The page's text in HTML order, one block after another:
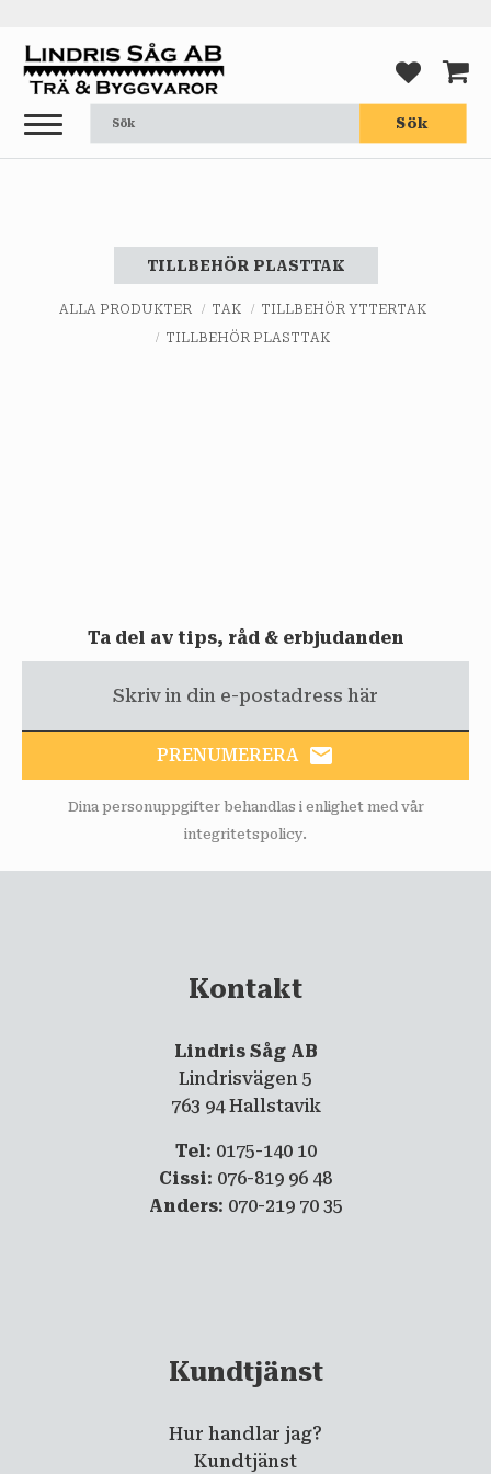
Meny
Sök
TILLBEHÖR PLASTTAK
ALLA PRODUKTER TAK
TILLBEHÖR YTTERTAK
TILLBEHÖR PLASTTAK
Ta del av tips, råd & erbjudanden
PRENUMERERA email
Dina personuppgifter behandlas i enlighet med vår
integritetspolicy.
Kontakt
Lindris Såg AB
Lindrisvägen 5
763 94 Hallstavik
Tel: 0175-140 10
Cissi: 076-819 96 48
Anders: 070-219 70 35
Kundtjänst
Hur handlar jag?
Kundtjänst